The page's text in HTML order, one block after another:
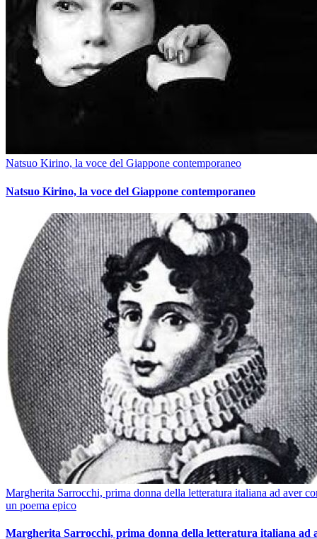
Natsuo Kirino, la voce del Giappone contemporaneo
Natsuo Kirino, la voce del Giappone contemporaneo
Margherita Sarrocchi, prima donna della letteratura italiana ad aver
un poema epico
Margherita Sarrocchi, prima donna della letteratura italiana ad